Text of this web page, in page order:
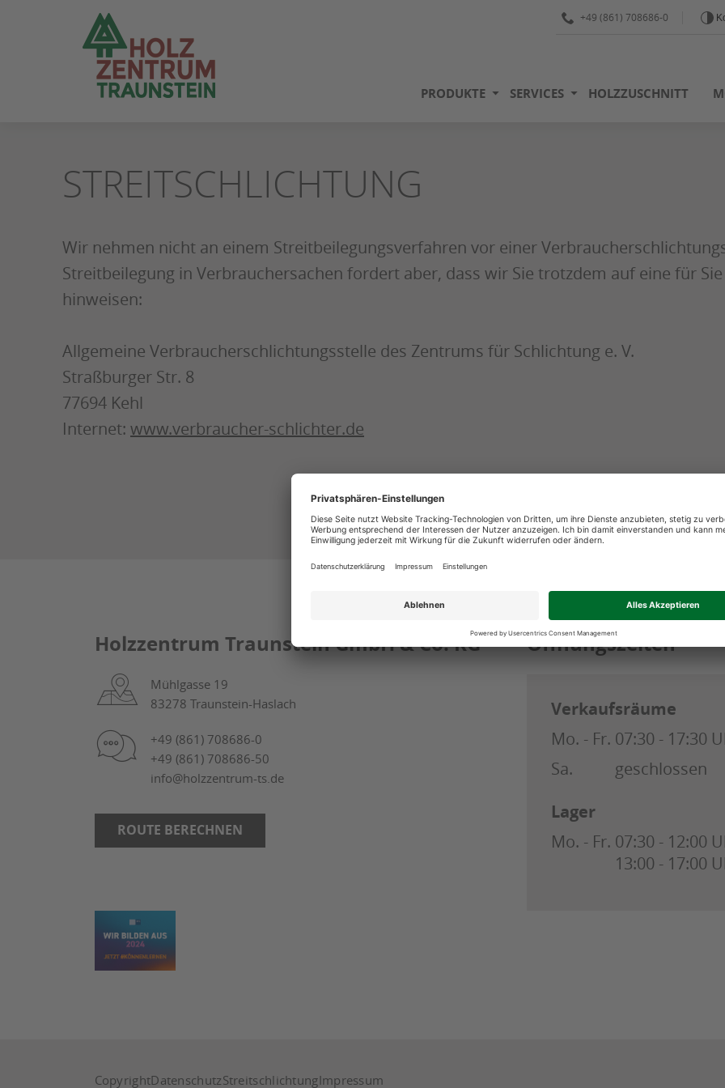
SEITENINHALT
+49 (861) 708686-0
PRODUKTE SERVICES HOLZZUSCHNITT
STREITSCHLICHTUNG
Wir nehmen nicht an einem Streitbeilegungsverfahren vor einer
Streitbeilegung in Verbrauchersachen fordert aber, dass wir Sie trotzdem auf eine für
hinweisen:
Allgemeine Verbraucherschlichtungsstelle des Zentrums für Schlichtung e. V.
Straßburger Str. 8
77694 Kehl
Internet: www.verbraucher-schlichter.de
Holzzentrum Traunstein GmbH & Co. KG
Mühlgasse 19
83278 Traunstein-Haslach
+49 (861) 708686-0
+49 (861) 708686-50
info@holzzentrum-ts.de
ROUTE BERECHNEN
Öffnungszeiten
Verkaufsräume
Mo. - Fr. 07:30 - 17:30
Sa.
geschlossen
Lager
Mo. - Fr. 07:30 - 12:00
13:00 - 17:00
CopyrightDatenschutzStreitschlichtungImpressum